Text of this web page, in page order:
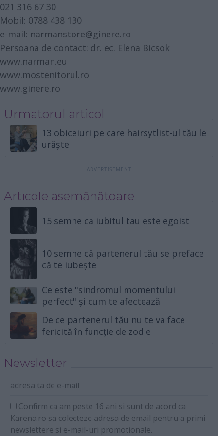
021 316 67 30
Mobil: 0788 438 130
e-mail: narmanstore@ginere.ro
Persoana de contact: dr. ec. Elena Bicsok
www.narman.eu
www.mostenitorul.ro
www.ginere.ro
Urmatorul articol
13 obiceiuri pe care hairsytlist-ul tău le
urăște
Articole asemănătoare
15 semne ca iubitul tau este egoist
10 semne că partenerul tău se preface
că te iubește
Ce este "sindromul momentului
perfect" și cum te afectează
De ce partenerul tău nu te va face
fericită în funcție de zodie
Newsletter
adresa ta de e-mail
Confirm ca am peste 16 ani si sunt de acord ca
Karena.ro sa colecteze adresa de email pentru a primi
newslettere si e-mail-uri promotionale.